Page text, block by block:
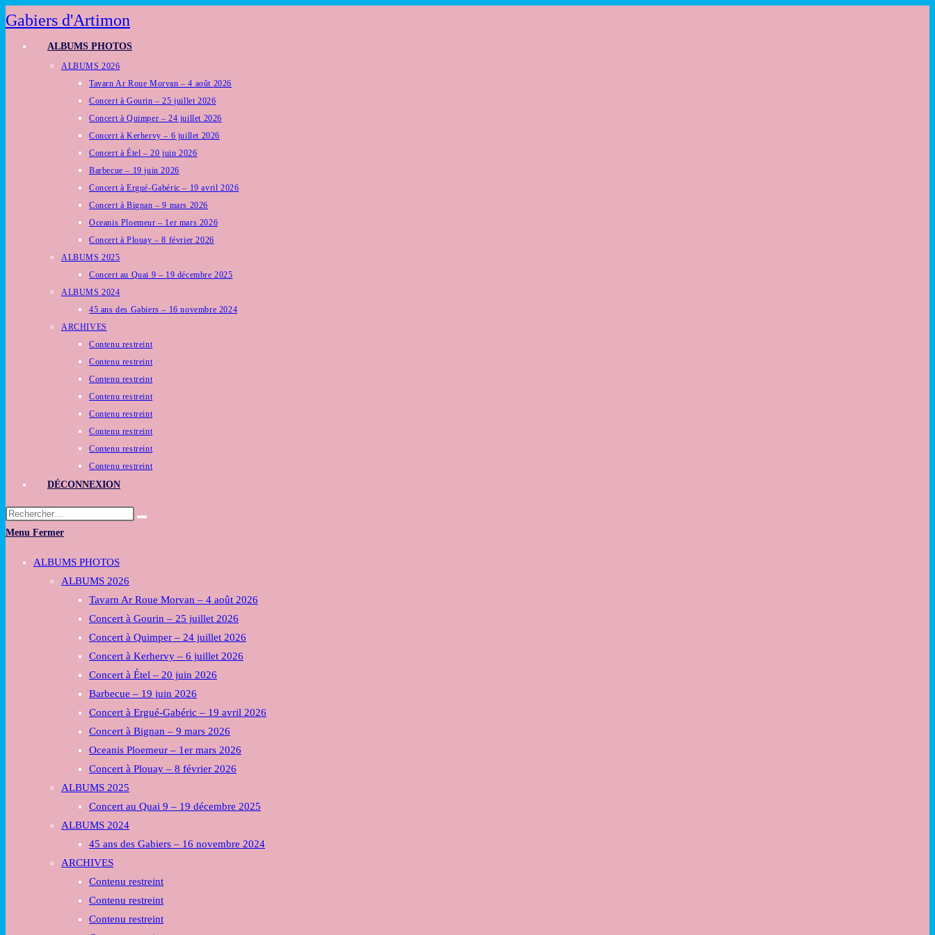
Skip
to
content
Gabiers d'Artimon
ALBUMS PHOTOS
ALBUMS 2026
Tavarn Ar Roue Morvan – 4 août 2026
Concert à Gourin – 25 juillet 2026
Concert à Quimper – 24 juillet 2026
Concert à Kerhervy – 6 juillet 2026
Concert à Étel – 20 juin 2026
Barbecue – 19 juin 2026
Concert à Ergué-Gabéric – 19 avril 2026
Concert à Bignan – 9 mars 2026
Oceanis Ploemeur – 1er mars 2026
Concert à Plouay – 8 février 2026
ALBUMS 2025
Concert au Quai 9 – 19 décembre 2025
ALBUMS 2024
45 ans des Gabiers – 16 novembre 2024
ARCHIVES
Contenu restreint
Contenu restreint
Contenu restreint
Contenu restreint
Contenu restreint
Contenu restreint
Contenu restreint
Contenu restreint
DÉCONNEXION
Rechercher
sur
Menu Fermer
ALBUMS PHOTOS
ALBUMS 2026
Tavarn Ar Roue Morvan – 4 août 2026
Concert à Gourin – 25 juillet 2026
Concert à Quimper – 24 juillet 2026
Concert à Kerhervy – 6 juillet 2026
Concert à Étel – 20 juin 2026
Barbecue – 19 juin 2026
Concert à Ergué-Gabéric – 19 avril 2026
Concert à Bignan – 9 mars 2026
Oceanis Ploemeur – 1er mars 2026
Concert à Plouay – 8 février 2026
ALBUMS 2025
Concert au Quai 9 – 19 décembre 2025
ALBUMS 2024
45 ans des Gabiers – 16 novembre 2024
ARCHIVES
Contenu restreint
Contenu restreint
Contenu restreint